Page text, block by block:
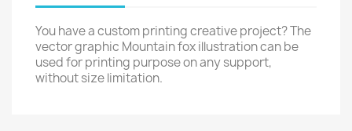
You have a custom printing creative project? The
vector graphic Mountain fox illustration can be
used for printing purpose on any support,
without size limitation.